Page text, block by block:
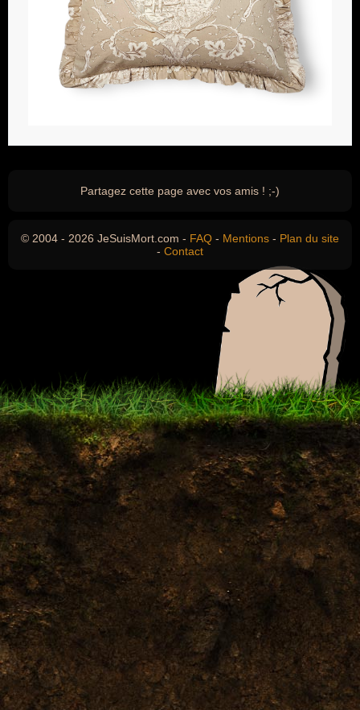
Partagez cette page avec vos amis ! ;-)
© 2004 - 2026 JeSuisMort.com - FAQ - Mentions - Plan du site
- Contact